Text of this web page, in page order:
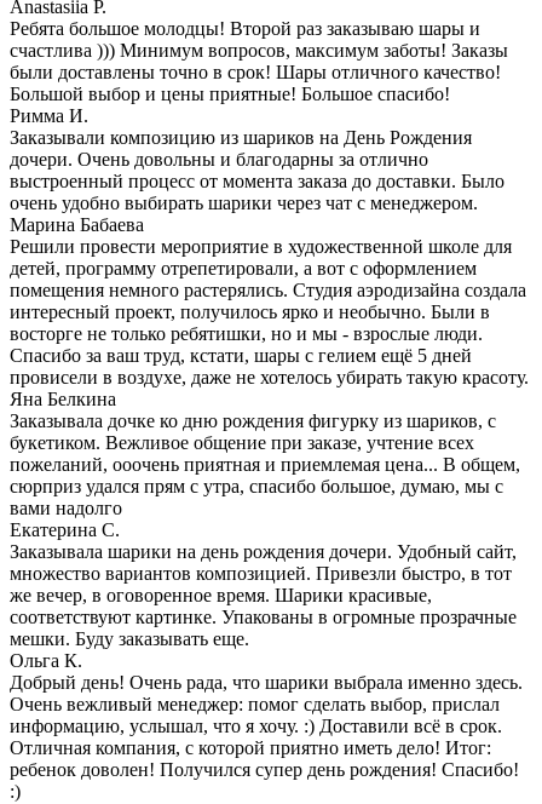
Anastasiia P.
Ребята большое молодцы! Второй раз заказываю шары и
счастлива ))) Минимум вопросов, максимум заботы! Заказы
были доставлены точно в срок! Шары отличного качество!
Большой выбор и цены приятные! Большое спасибо!
Римма И.
Заказывали композицию из шариков на День Рождения
дочери. Очень довольны и благодарны за отлично
выстроенный процесс от момента заказа до доставки. Было
очень удобно выбирать шарики через чат с менеджером.
Марина Бабаева
Решили провести мероприятие в художественной школе для
детей, программу отрепетировали, а вот с оформлением
помещения немного растерялись. Студия аэродизайна создала
интересный проект, получилось ярко и необычно. Были в
восторге не только ребятишки, но и мы - взрослые люди.
Спасибо за ваш труд, кстати, шары с гелием ещё 5 дней
провисели в воздухе, даже не хотелось убирать такую красоту.
Яна Белкина
Заказывала дочке ко дню рождения фигурку из шариков, с
букетиком. Вежливое общение при заказе, учтение всех
пожеланий, ооочень приятная и приемлемая цена... В общем,
сюрприз удался прям с утра, спасибо большое, думаю, мы с
вами надолго
Екатерина С.
Заказывала шарики на день рождения дочери. Удобный сайт,
множество вариантов композицией. Привезли быстро, в тот
же вечер, в оговоренное время. Шарики красивые,
соответствуют картинке. Упакованы в огромные прозрачные
мешки. Буду заказывать еще.
Ольга К.
Добрый день! Очень рада, что шарики выбрала именно здесь.
Очень вежливый менеджер: помог сделать выбор, прислал
информацию, услышал, что я хочу. :) Доставили всё в срок.
Отличная компания, с которой приятно иметь дело! Итог:
ребенок доволен! Получился супер день рождения! Спасибо!
:)